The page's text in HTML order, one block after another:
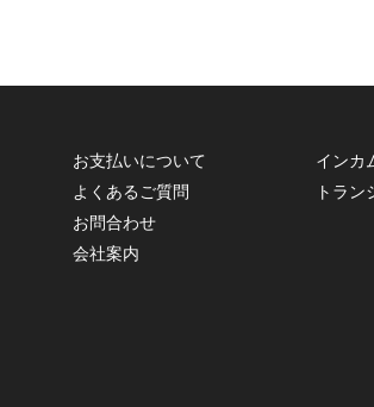
お支払いについて
よくあるご質問
お問合わせ
会社案内
インカ
トラン